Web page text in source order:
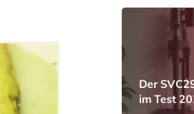
Der
im Test